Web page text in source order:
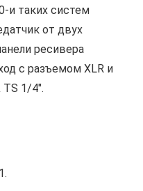
и таких систем
от двух
ресивера
с разъемом XLR и
1/4″.